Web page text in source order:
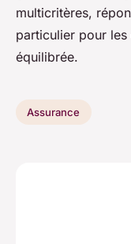
multicritères,
particulier pour
équilibrée.
Assurance